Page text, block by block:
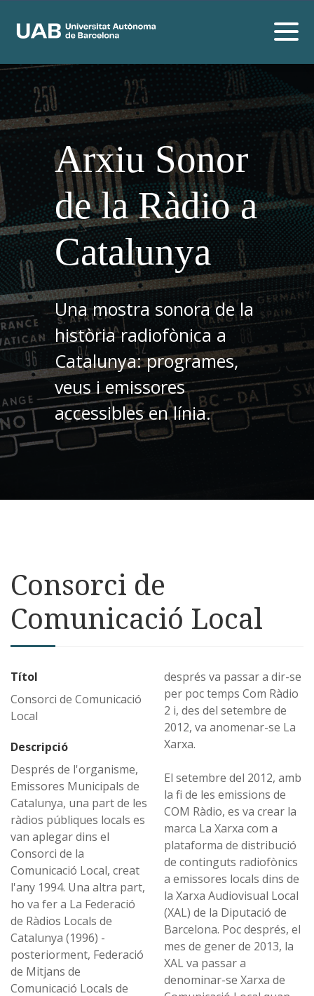
Arxiu Sonor
de la Ràdio a
Catalunya
Una mostra sonora de la
història radiofònica a
Catalunya: programes,
veus i emissores
accessibles en línia.
Consorci de
Comunicació Local
Títol
Consorci de Comunicació
Local
Descripció
Després de l'organisme,
Emissores Municipals de
Catalunya, una part de les
ràdios públiques locals es
van aplegar dins el
Consorci de la
Comunicació Local, creat
l'any 1994. Una altra part,
ho va fer a La Federació
de Ràdios Locals de
Catalunya (1996) -
posteriorment, Federació
de Mitjans de
Comunicació Locals de
després va passar a dir-se
per poc temps Com Ràdio
2 i, des del setembre de
2012, va anomenar-se La
Xarxa.
El setembre del 2012, amb
la fi de les emissions de
COM Ràdio, es va crear la
marca La Xarxa com a
plataforma de distribució
de continguts radiofònics
a emissores locals dins de
la Xarxa Audiovisual Local
(XAL) de la Diputació de
Barcelona. Poc després, el
mes de gener de 2013, la
XAL va passar a
denominar-se Xarxa de